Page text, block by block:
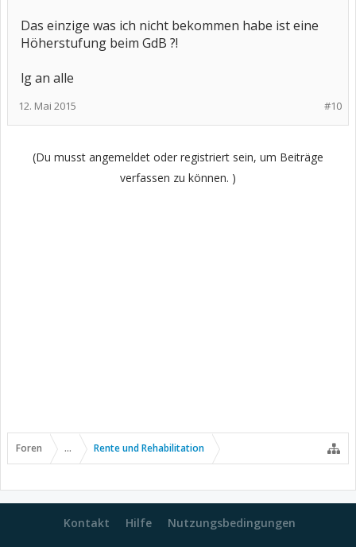
Das einzige was ich nicht bekommen habe ist eine
Höherstufung beim GdB ?!
lg an alle
#10
12. Mai 2015
(Du musst angemeldet oder registriert sein, um Beiträge
verfassen zu können. )
Foren ... Rente und Rehabilitation
Kontakt Hilfe Nutzungsbedingungen